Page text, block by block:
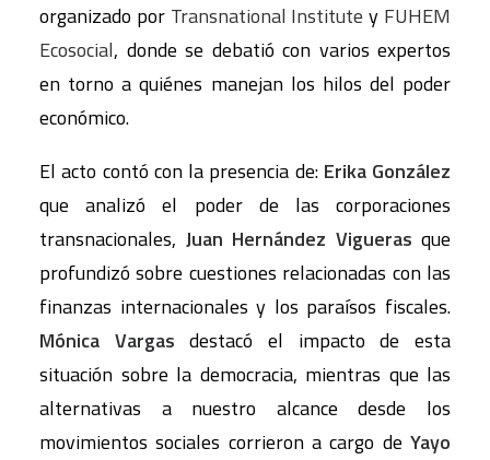
organizado por Transnational Institute y FUHEM
Ecosocial, donde se debatió con varios expertos
en torno a quiénes manejan los hilos del poder
económico.
El acto contó con la presencia de: Erika González
que analizó el poder de las corporaciones
transnacionales, Juan Hernández Vigueras que
profundizó sobre cuestiones relacionadas con las
finanzas internacionales y los paraísos fiscales.
Mónica Vargas destacó el impacto de esta
situación sobre la democracia, mientras que las
alternativas a nuestro alcance desde los
movimientos sociales corrieron a cargo de Yayo